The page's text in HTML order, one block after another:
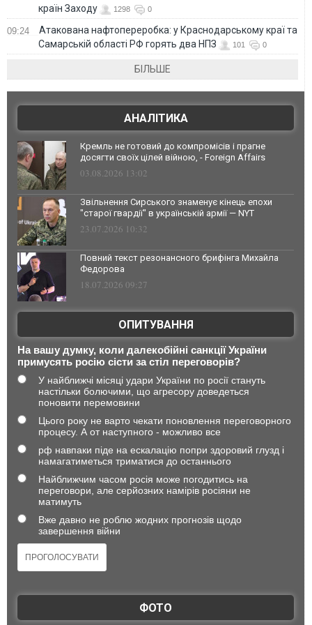
країн Заходу
1298 0
09:24
Атакована нафтопереробка: у Краснодарському краї та
Самарській області РФ горять два НПЗ
101 0
БІЛЬШЕ
АНАЛІТИКА
Кремль не готовий до компромісів і прагне
досягти своїх цілей війною, - Foreign Affairs
03.08.2026 13:02
Звільнення Сирського знаменує кінець епохи
"старої гвардії" в українській армії — NYT
23.07.2026 10:32
Повний текст резонансного брифінга Михайла
Федорова
18.07.2026 09:27
ОПИТУВАННЯ
На вашу думку, коли далекобійні санкції України
примусять росію сісти за стіл переговорів?
У найближчі місяці удари України по росії стануть
настільки болючими, що агресору доведеться
поновити перемовини
Цього року не варто чекати поновлення переговорного
процесу. А от наступного - можливо все
рф навпаки піде на ескалацію попри здоровий глузд і
намагатиметься триматися до останнього
Найближчим часом росія може погодитись на
переговори, але серйозних намірів росіяни не
матимуть
Вже давно не роблю жодних прогнозів щодо
завершення війни
ФОТО